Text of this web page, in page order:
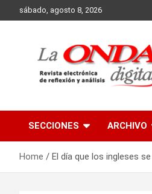
to
sábado, agosto 8, 2026
SECCIONES ARCHIVO
Home El día que los ingleses